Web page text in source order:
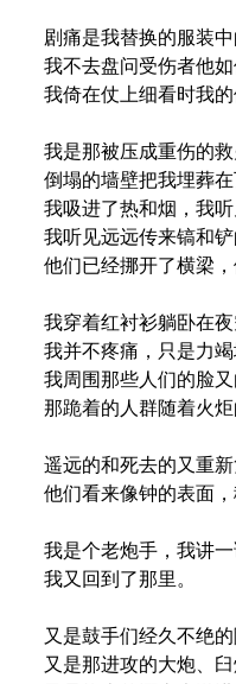
剧痛是我替换的服装中
我不去盘问受伤者他
我倚在仗上细看时我的
我是那被压成重伤的
倒塌的墙壁把我埋葬在
我吸进了热和烟，我
我听见远远传来镐和铲
他们已经挪开了横梁
我穿着红衬衫躺卧在
我并不疼痛，只是力
我周围那些人们的脸
那跪着的人群随着火炬
遥远的和死去的又重新
他们看来像钟的表面
我是个老炮手，我讲
我又回到了那里。
又是鼓手们经久不绝的
又是那进攻的大炮、臼